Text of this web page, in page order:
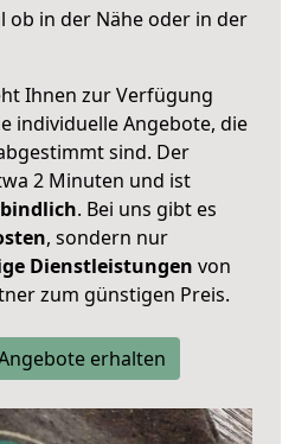
ob in der Nähe oder in der
Ihnen zur Verfügung
individuelle Angebote, die
sind. Der
2 Minuten und ist
. Bei uns gibt es
, sondern nur
Dienstleistungen von
zum günstigen Preis.
erhalten